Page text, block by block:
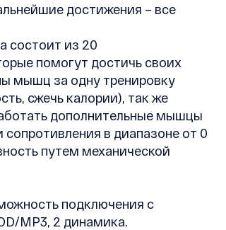
достижения – все
состоит из 20
помогут достичь своих
мышц за одну тренировку
сжечь калории), так же
дополнительные мышцы
в диапазоне от 0
путем механической
подключения с
MP3, 2 динамика.